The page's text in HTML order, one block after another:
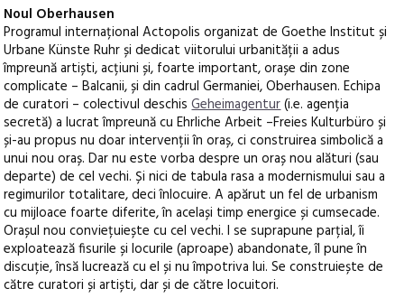
Noul Oberhausen
Programul internațional Actopolis organizat de Goethe Institut și
Urbane Künste Ruhr și dedicat viitorului urbanității a adus
împreună artiști, acțiuni și, foarte important, orașe din zone
complicate – Balcanii, și din cadrul Germaniei, Oberhausen. Echipa
de curatori – colectivul deschisGeheimagentur(i.e. agenția
secretă) a lucrat împreună cu Ehrliche Arbeit –Freies Kulturbüro și
și-au propus nu doar intervenții în oraș, ci construirea simbolică a
unui nou oraș. Dar nu este vorba despre un oraș nou alături (sau
departe) de cel vechi. Și nici de tabula rasa a modernismului sau a
regimurilor totalitare, deci înlocuire. A apărut un fel de urbanism
cu mijloace foarte diferite, în același timp energice și cumsecade.
Orașul nou conviețuiește cu cel vechi. I se suprapune parțial, îi
exploatează fisurile și locurile (aproape) abandonate, îl pune în
discuție, însă lucrează cu el și nu împotriva lui. Se construiește de
către curatori și artiști, dar și de către locuitori.